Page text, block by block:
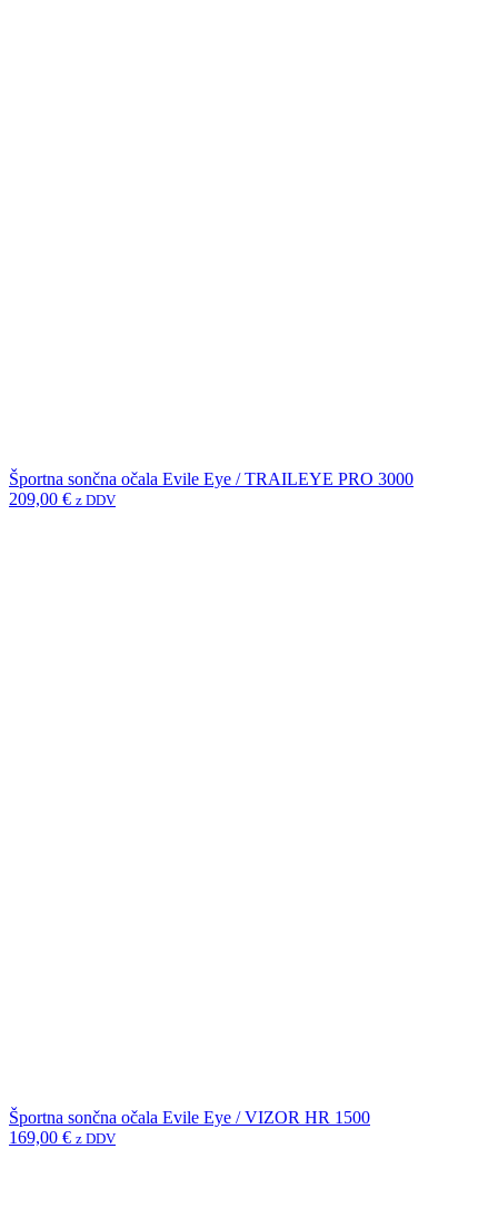
Športna sončna očala Evile Eye / TRAILEYE PRO 3000
209,00 € z DDV
Športna sončna očala Evile Eye / VIZOR HR 1500
169,00 € z DDV